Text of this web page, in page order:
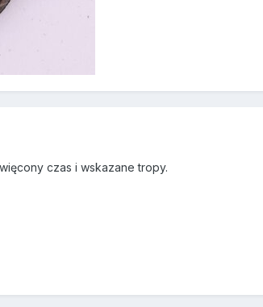
czas i wskazane tropy.